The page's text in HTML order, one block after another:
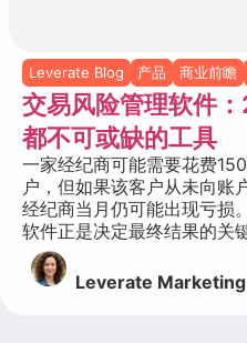
Leverate Blog 产品 商业前瞻
交易风险管理软件
都不可或缺的工具
一家经纪商可能需要花费
户，但如果该客户从未向账
经纪商当月仍可能出现亏损
软件正是决定最终结果的关
Leverate Marketing